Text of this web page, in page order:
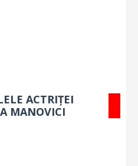
ACTRIȚEI
MANOVICI